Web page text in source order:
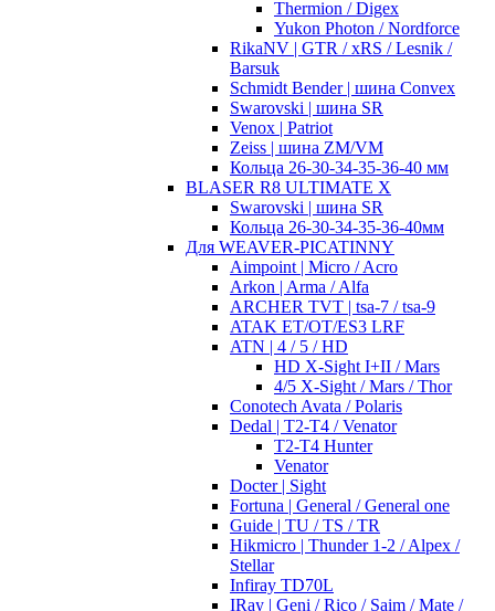
Thermion / Digex
Yukon Photon / Nordforce
RikaNV | GTR / xRS / Lesnik /
Barsuk
Schmidt Bender | шина Convex
Swarovski | шина SR
Venox | Patriot
Zeiss | шина ZM/VM
Кольца 26-30-34-35-36-40 мм
BLASER R8 ULTIMATE X
Swarovski | шина SR
Кольца 26-30-34-35-36-40мм
Для WEAVER-PICATINNY
Aimpoint | Micro / Acro
Arkon | Arma / Alfa
ARCHER TVT | tsa-7 / tsa-9
ATAK ET/OT/ES3 LRF
ATN | 4 / 5 / HD
HD X-Sight I+II / Mars
4/5 X-Sight / Mars / Thor
Conotech Avata / Polaris
Dedal | T2-T4 / Venator
T2-T4 Hunter
Venator
Docter | Sight
Fortuna | General / General one
Guide | TU / TS / TR
Hikmicro | Thunder 1-2 / Alpex /
Stellar
Infiray TD70L
IRay | Geni / Rico / Saim / Mate /